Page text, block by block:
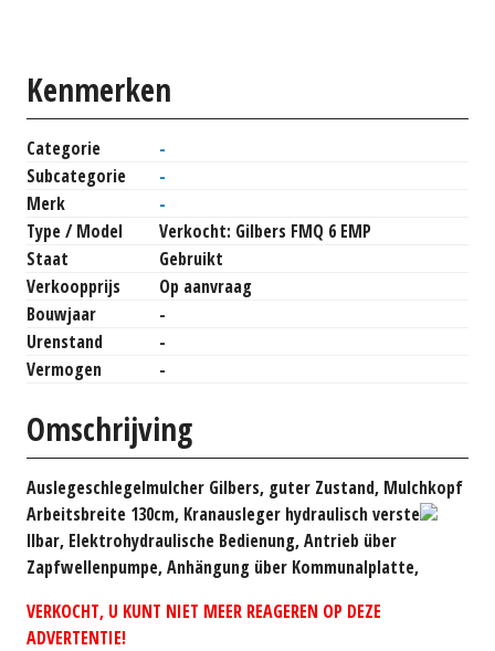
Kenmerken
Categorie
-
Subcategorie
-
Merk
-
Type / Model
Verkocht: Gilbers FMQ 6 EMP
Staat
Gebruikt
Verkoopprijs
Op aanvraag
Bouwjaar
-
Urenstand
-
Vermogen
-
Omschrijving
Auslegeschlegelmulcher Gilbers, guter Zustand, Mulchkopf
Arbeitsbreite 130cm, Kranausleger hydraulisch verste
llbar, Elektrohydraulische Bedienung, Antrieb über
Zapfwellenpumpe, Anhängung über Kommunalplatte,
VERKOCHT, U KUNT NIET MEER REAGEREN OP DEZE
ADVERTENTIE!